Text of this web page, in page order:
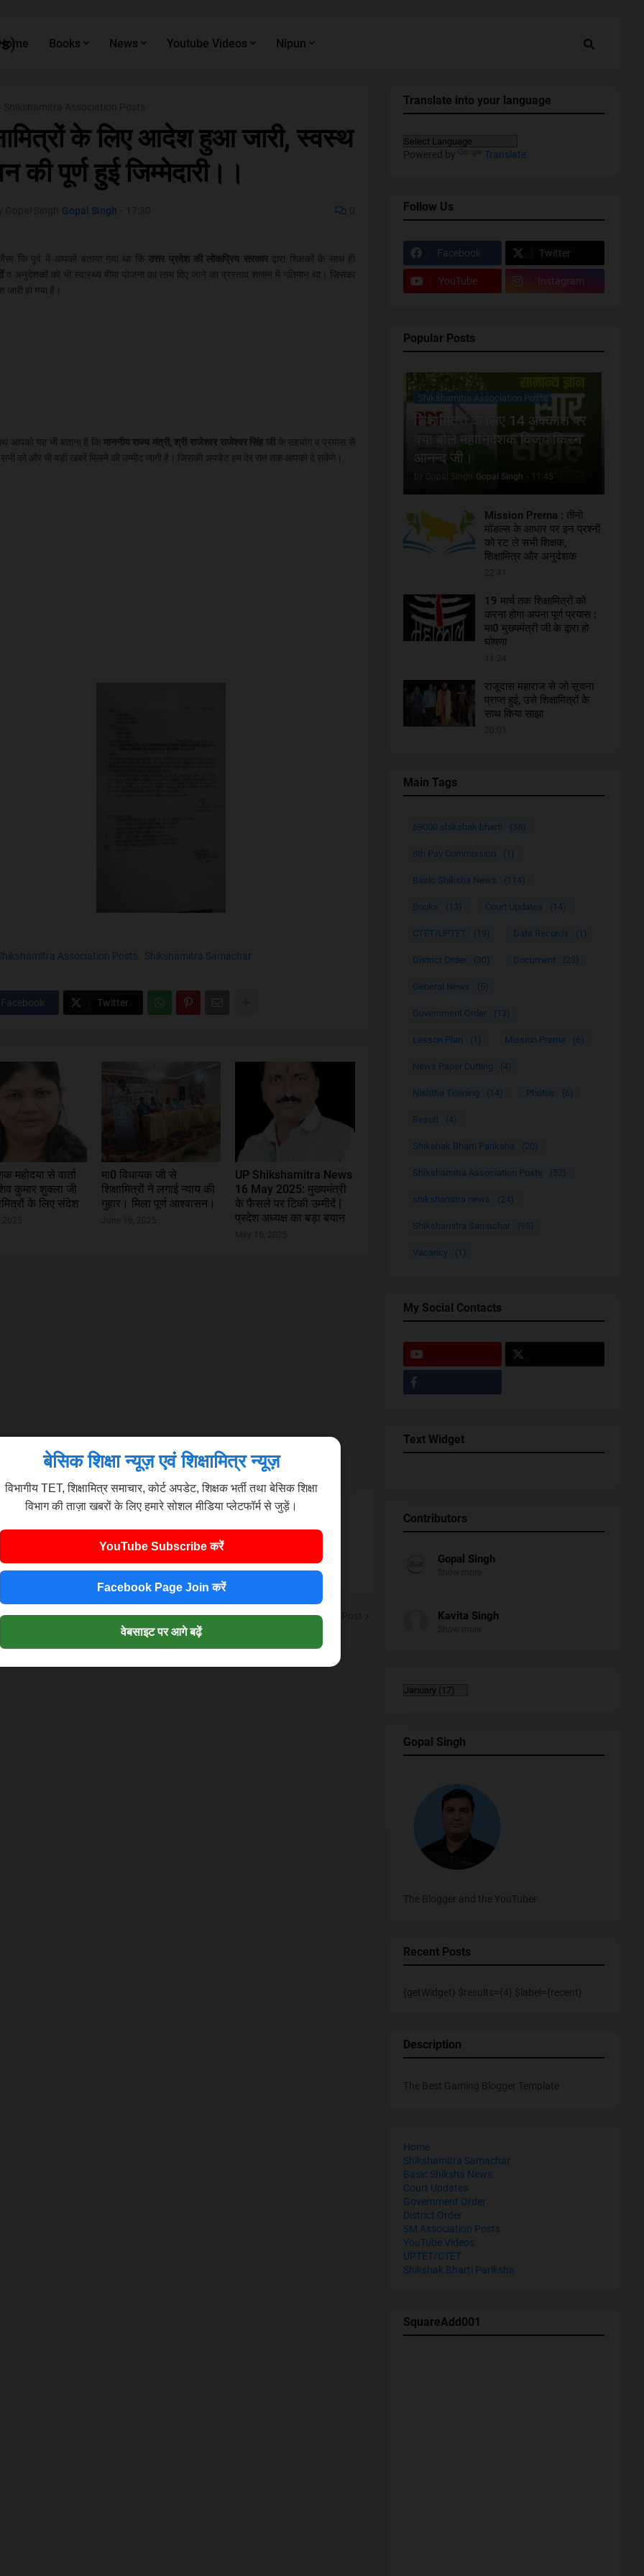
Books News Youtube Videos Nipun
के लिए आदेश हुआ जारी, स्वस्थ
की पूर्ण हुई जिम्मेदारी।।
Gopal Singh
पूर्व में आपको बताया गया था किउत्तर प्रदेश की लोकप्रिय सरकार द्वारा शिक्षकों के साथ ही
व अनुदेशकों को भी स्वास्थ्य बीमा योजना का लाभ दिए जाने का प्रस्ताव शासन में गतिमान था। जिसका
हो गया है।
आपको यह भी बताना है कि माननीय राज्य मंत्री, श्री राजेश्वर राजेश्वर सिंह जी के सहयोग व प्रयास से
को और भी बड़ी खबरें मिलने की उम्मीद जागी है। जिसकी अपडेट हम देर रात तक आपको दे सकेंगे।
Association Posts Shikshamitra Samachar
Facebook Twitter
महोदया से वार्ता
कुमार शुक्ला जी
के लिए संदेश
मा0 विधायक जी से
शिक्षामित्रों ने लगाई न्याय की
गुहार। मिला पूर्ण आश्वासन।
UP Shikshamitra News
16 May 2025: मुख्यमंत्री
के फैसले पर टिकी उम्मीदें |
प्रदेश अध्यक्ष का बड़ा बयान
Post Next Post
Translate into your language
Powered by Translate
Follow Us
Facebook Twitter
YouTube Instagram
Popular Posts
Shikshamitra Association Posts
शिक्षामित्रों के लिए 14 अवकाश पर
क्या बोले महानिदेशक विजय किरन
आनन्द जी।
by Gopal Singh Gopal Singh - 11:45
Mission Prerna : तीनो
मॉडल्स के आधार पर इन प्रश्नों
को रट ले सभी शिक्षक,
शिक्षामित्र और अनुदेशक
19 मार्च तक शिक्षामित्रों को
करना होगा अपना पूर्ण प्रयास :
मा0 मुख्यमंत्री जी के द्वारा हो
घोषणा
राजूदास महाराज से जो सूचना
प्राप्त हुई, उसे शिक्षामित्रों के
साथ किया साझा
Main Tags
69000 shikshak bharti (38)
8th Pay Commission (1)
Basic Shiksha News (114)
Books (13) Court Updates (14)
CTET/UPTET (19) Data Records (1)
District Order (30) Document (23)
General News (5)
Government Order (13)
Lesson Plan (1) Mission Prerna (6)
News Paper Cutting (4)
Nishtha Training (14) Photos (6)
Result (4)
Shikshak Bharti Pariksha (20)
Shikshamitra Association Posts (52)
shikshamitra news (24)
Shikshamitra Samachar (95)
Vacancy (1)
My Social Contacts
Text Widget
Contributors
Gopal Singh
Kavita Singh
Gopal Singh
The Blogger and the YouTuber
Recent Posts
{getWidget} $results={4} $label={recent}
Description
The Best Gaming Blogger Template
Home
Shikshamitra Samachar
Basic Shiksha News
Court Updates
Government Order
District Order
SM Association Posts
YouTube Videos
UPTET/CTET
Shikshak Bharti Pariksha
SquareAdd001
बेसिक शिक्षा न्यूज़ एवं शिक्षामित्र न्यूज़
विभागीय TET, शिक्षामित्र समाचार, कोर्ट अपडेट, शिक्षक भर्ती तथा बेसिक शिक्षा
विभाग की ताज़ा खबरों के लिए हमारे सोशल मीडिया प्लेटफॉर्म से जुड़ें।
YouTube Subscribe करें
Facebook Page Join करें
वेबसाइट पर आगे बढ़ें